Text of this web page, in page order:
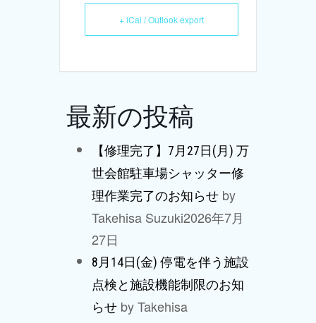
+ iCal / Outlook export
最新の投稿
【修理完了】7月27日(月) 万
世会館駐車場シャッター修
理作業完了のお知らせ by
Takehisa Suzuki2026年7月
27日
8月14日(金) 停電を伴う施設
点検と施設機能制限のお知
らせ by Takehisa